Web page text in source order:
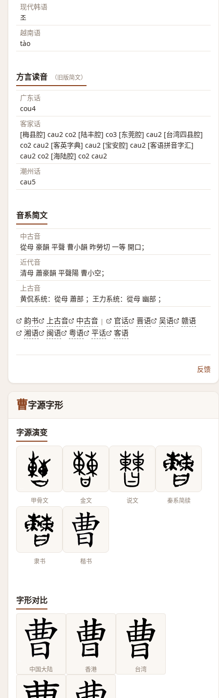
现代韩语
조
越南语
tào
方言读音 （旧版简文）
广东话
cou4
客家话
[梅县腔] cau2 co2 [陆丰腔] co3 [东莞腔] cau2 [台湾四县腔]
co2 cau2 [客英字典] cau2 [宝安腔] cau2 [客语拼音字汇]
cau2 co2 [海陆腔] co2 cau2
潮州话
cau5
音系简文
中古音
從母 豪韻 平聲 曹小韻 昨勞切 一等 開口；
近代音
清母 蕭豪韻 平聲陽 曹小空；
上古音
黄侃系统：從母 蕭部 ；王力系统：從母 幽部 ；
韵书 上古音 中古音 | 官话 晋语 吴语
赣语
湘语
闽语 粤语 平话 客语
反馈
曹字源字形
字源演变
甲骨文 金文 说文 秦系简牍
隶书 楷书
字形对比
中国大陆 香港 台湾